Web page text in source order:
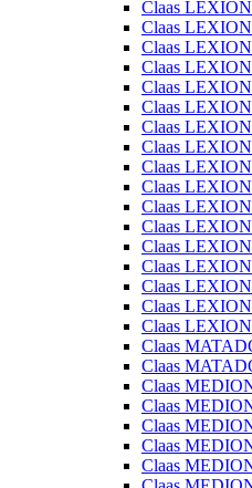
Claas
Claas
Claas
Claas
Claas
Claas
Claas
Claas
Claas
Claas
Claas
Claas
Claas
Claas
Claas
Claas
Claas
Claas
Claas
Claas
Claas
Claas
Claas
Claas